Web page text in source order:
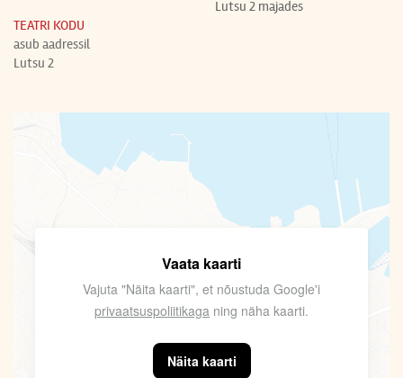
EN
Lutsu 2 majades
TEATRI KODU
asub aadressil
Lutsu 2
Vaata kaarti
Vajuta "Näita kaarti", et nõustuda Google'i
privaatsuspoliitikaga ning näha kaarti.
Näita kaarti